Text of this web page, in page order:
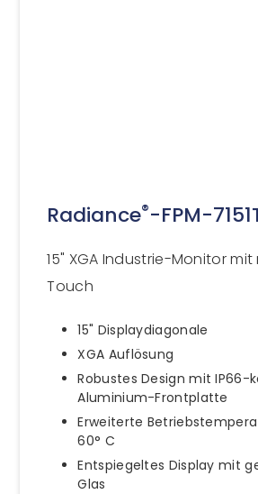
Radiance®-FPM-
15" XGA Industrie-Monitor
Touch
15" Displaydiagonale
XGA Auflösung
Robustes Design mit IP66-
Aluminium-Frontplatte
Erweiterte
60° C
Entspiegeltes Display mit
Glas